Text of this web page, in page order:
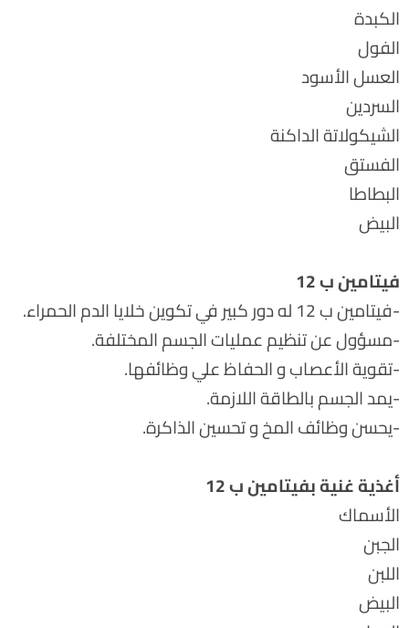
الكبدة
الفول
العسل الأسود
السردين
الشيكولاتة الداكنة
الفستق
البطاطا
البيض
فيتامين ب 12
-فيتامين ب 12 له دور كبير في تكوين خلايا الدم الحمراء.
-مسؤول عن تنظيم عمليات الجسم المختلفة.
-تقوية الأعصاب و الحفاظ علي وظائفها.
-يمد الجسم بالطاقة اللازمة.
-يحسن وظائف المخ و تحسين الذاكرة.
أغذية غنية بفيتامين ب 12
الأسماك
الجبن
اللبن
البيض